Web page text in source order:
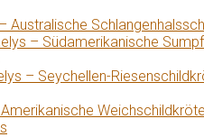
Australische
– Südamerikanische
– Seychellen-